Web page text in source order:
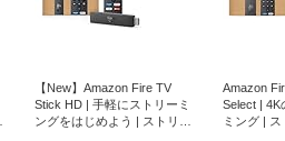
【New】Amazon Fire TV
Stick HD | 手軽にストリーミ
ングをはじめよう | ストリー
Amazon
Select | 4K
ミング | ス